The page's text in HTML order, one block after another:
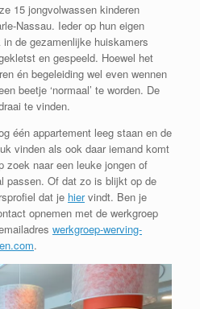
15 jongvolwassen kinderen
Nassau. Ieder op hun eigen
de gezamenlijke huiskamers
en gespeeld. Hoewel het
én begeleiding wel even wennen
beetje ‘normaal’ te worden. De
te vinden.
één appartement leeg staan en de
vinden als ook daar iemand komt
zoek naar een leuke jongen of
passen. Of dat zo is blijkt op de
dat je hiervindt. Ben je
opnemen met de werkgroep
werkgroep-werving-
.